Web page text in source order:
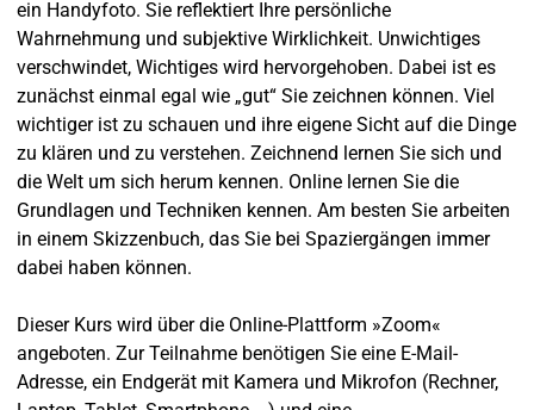
ein Handyfoto. Sie reflektiert Ihre persönliche
Wahrnehmung und subjektive Wirklichkeit. Unwichtiges
verschwindet, Wichtiges wird hervorgehoben. Dabei ist es
zunächst einmal egal wie „gut“ Sie zeichnen können. Viel
wichtiger ist zu schauen und ihre eigene Sicht auf die Dinge
zu klären und zu verstehen. Zeichnend lernen Sie sich und
die Welt um sich herum kennen. Online lernen Sie die
Grundlagen und Techniken kennen. Am besten Sie arbeiten
in einem Skizzenbuch, das Sie bei Spaziergängen immer
dabei haben können.
Dieser Kurs wird über die Online-Plattform »Zoom«
angeboten. Zur Teilnahme benötigen Sie eine E-Mail-
Adresse, ein Endgerät mit Kamera und Mikrofon (Rechner,